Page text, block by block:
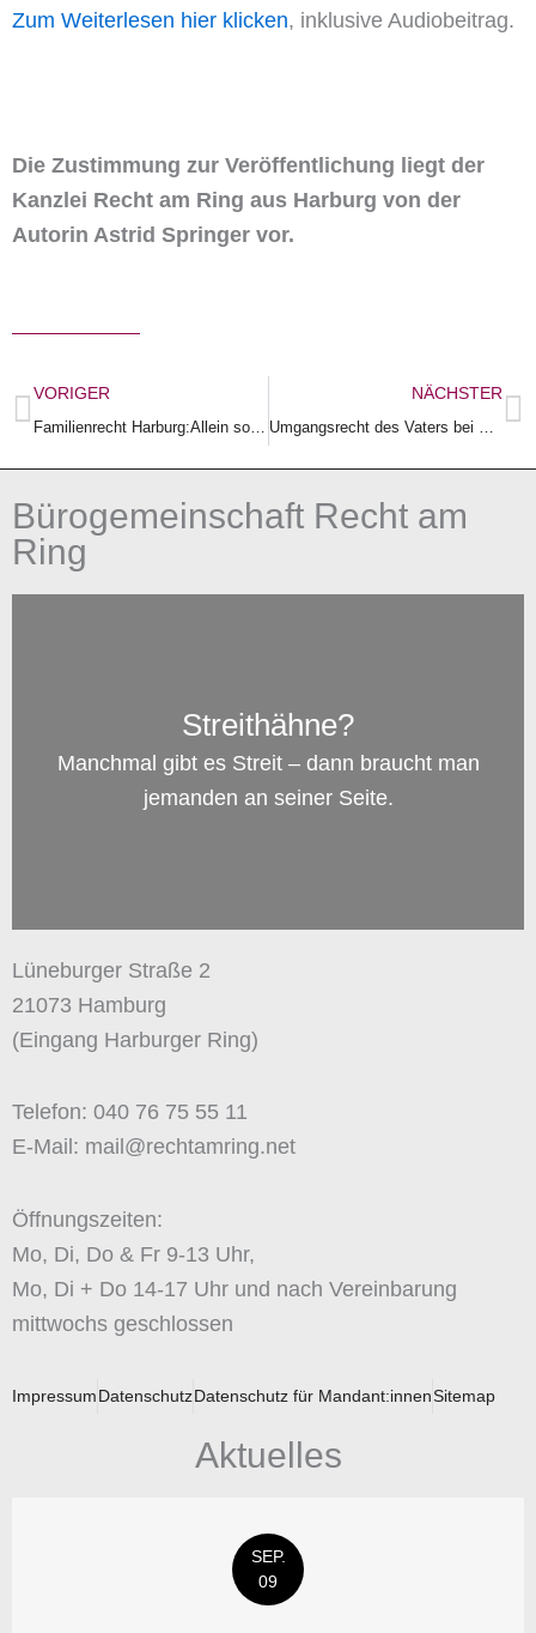
Zum Weiterlesen hier klicken, inklusive Audiobeitrag.
Die Zustimmung zur Veröffentlichung liegt der
Kanzlei Recht am Ring aus Harburg von der
Autorin Astrid Springer vor.
Zurück
VORIGER
Familienrecht Harburg:Allein sorgeberechtigtes Elternteil vereitelt Kindesumgang und beeinflusst das Kind massiv gegen das andere Elternteil
NÄCHSTER
Umgangsrecht des Vaters bei Gefährdung der körperlichen Unversehrtheit der Mutter.
Bürogemeinschaft Recht am
Ring
Streithähne?
Manchmal gibt es Streit – dann braucht man
jemanden an seiner Seite.
Lüneburger Straße 2
21073 Hamburg
(Eingang Harburger Ring)
Telefon: 040 76 75 55 11
E-Mail: mail@rechtamring.net
Öffnungszeiten:
Mo, Di, Do & Fr 9-13 Uhr,
Mo, Di + Do 14-17 Uhr und nach Vereinbarung
mittwochs geschlossen
ImpressumDatenschutzDatenschutz für Mandant:innenSitemap
Aktuelles
SEP.
09